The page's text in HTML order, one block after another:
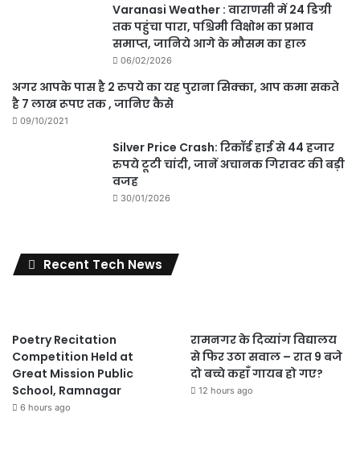
Varanasi Weather : वाराणसी में 24 डिग्री
तक पहुंचा पारा, पश्चिमी विक्षोभ का प्रभाव
समाप्त, जानिये आगे के मौसम का हाल
06/02/2026
अगर आपके पास है 2 रुपये का यह पुराना सिक्का, आप कमा सकते
है 7 लाख रूपए तक , जानिए कैसे
09/10/2021
Silver Price Crash: रिकॉर्ड हाई से 44 हजार
रुपये टूटी चांदी, जानें अचानक गिरावट की बड़ी
वजह
30/01/2026
Recent Tech News
Poetry Recitation
Competition Held at
Great Mission Public
School, Ramnagar
6 hours ago
रामनगर के दिव्यांग विद्यालय
से फिर उठा सवाल – रात 9 बजे
दो बच्चे कहाँ गायब हो गए?
12 hours ago